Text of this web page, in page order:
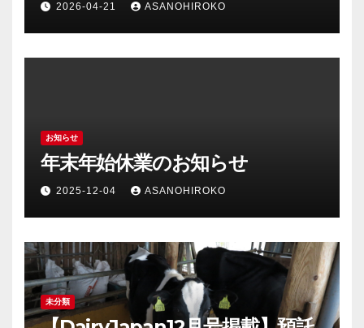
2026-04-21 ASANOHIROKO
お知らせ
年末年始休業のお知らせ
2025-12-04 ASANOHIROKO
未分類